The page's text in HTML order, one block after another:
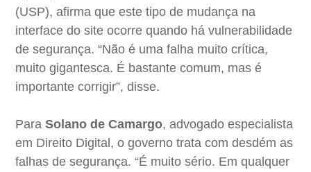
(USP), afirma que este tipo de mudança na
interface do site ocorre quando há vulnerabilidade
de segurança. “Não é uma falha muito crítica,
muito gigantesca. É bastante comum, mas é
importante corrigir”, disse.
ParaSolano de Camargo, advogado especialista
em Direito Digital, o governo trata com desdém as
falhas de segurança. “É muito sério. Em qualquer